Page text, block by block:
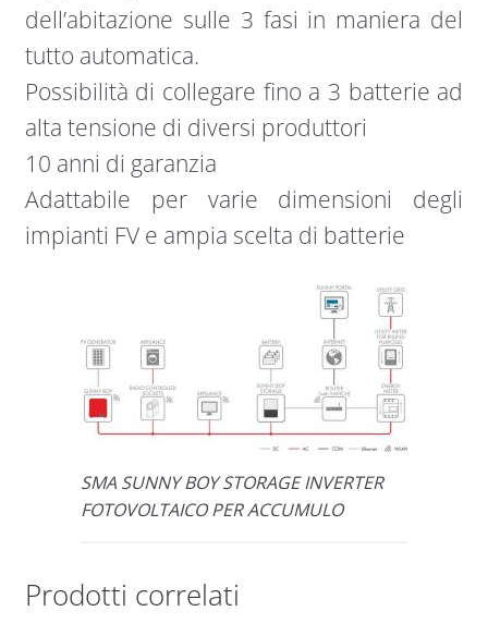
dell’abitazione sulle 3 fasi in maniera del
tutto automatica.
Possibilità di collegare fino a 3 batterie ad
alta tensione di diversi produttori
10 anni di garanzia
Adattabile per varie dimensioni degli
impianti FV e ampia scelta di batterie
SMA SUNNY BOY STORAGE INVERTER
FOTOVOLTAICO PER ACCUMULO
Prodotti correlati